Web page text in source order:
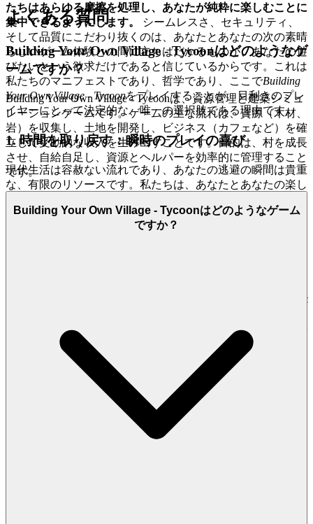
たちはあらゆる摩擦を処理し、あなたが純粋に楽しむことに
集中できるようにします。
シームレスさ、セキュリティ、
そして品質にこだわり抜くのは、あなたとあなたの次の素晴
らしいゲーム体験との間に立ちはだかるものが、あなたの遊
びたいという欲求だけであると信じているからです。これは
私たちのマニフェストであり、哲学であり、ここでBuilding
Your Own Village - Tycoonをプレイすることが、目利きのプレ
イヤーにとって決定的な、唯一の選択肢である理由です。
1. 時間を取り戻す：瞬時のプレイの喜び
現代生活は容赦ない流れであり、あなたの逃避の瞬間は貴重
な、有限のリソースです。私たちは、あなたとあなたの楽し
す。感情的なメリットは？待ち時間ゼロの安堵感、純粋な贅
沢な即時満足感。私たちのプラットフォームは、最新の軽量
たは数秒でゲームの世界にいます。摩擦はなく、純粋で即時
の楽しさだけです。
2. 正直な楽しさ：ゼロプレッシャーの約束
信頼はあらゆる素晴らしい関係の基盤であり、私たちのプラ
ットフォームは、徹底的な透明性とホスピタリティに基づい
て構築されています。私たちは単にゲームを提供するだけで
よくある質問
Building Your Own Village - Tycoonはどのようなゲ
ームですか？
Building Your Own Village - Tycoonは、資源管理と建築シミュ
レーションゲームです。ゲームの主な流れは、資源（木材、
岩）を収集し、土地を開発し、ビジネス（カフェなど）を確
立して受動的な収入を生み出すことです。目的は、村を成長
させ、自給自足し、資源とヘルパーを効率的に管理すること
です。
Building Your Own Village - Tycoonはどのようなゲーム
ですか？